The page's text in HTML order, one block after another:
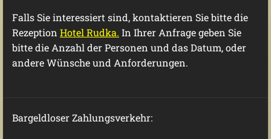
Falls Sie interessiert sind, kontaktieren Sie bitte die
Rezeption Hotel Rudka. In Ihrer Anfrage geben Sie
bitte die Anzahl der Personen und das Datum, oder
andere Wünsche und Anforderungen.
Bargeldloser Zahlungsverkehr: